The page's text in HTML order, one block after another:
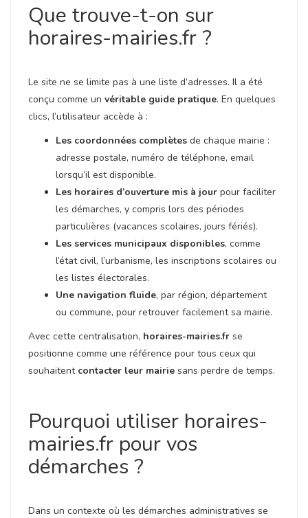
Que trouve-t-on sur
horaires-mairies.fr ?
Le site ne se limite pas à une liste d’adresses. Il a été
conçu comme un véritable guide pratique. En quelques
clics, l’utilisateur accède à :
Les coordonnées complètes de chaque mairie :
adresse postale, numéro de téléphone, email
lorsqu’il est disponible.
Les horaires d’ouverture mis à jour pour faciliter
les démarches, y compris lors des périodes
particulières (vacances scolaires, jours fériés).
Les services municipaux disponibles, comme
l’état civil, l’urbanisme, les inscriptions scolaires ou
les listes électorales.
Une navigation fluide, par région, département
ou commune, pour retrouver facilement sa mairie.
Avec cette centralisation, horaires-mairies.fr se
positionne comme une référence pour tous ceux qui
souhaitent contacter leur mairie sans perdre de temps.
Pourquoi utiliser horaires-
mairies.fr pour vos
démarches ?
Dans un contexte où les démarches administratives se